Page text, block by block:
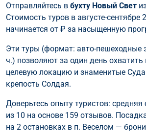
Отправляйтесь в бухту Новый Свет
Стоимость туров в августе-сентябре
начинается от ₽ за насыщенную
Эти туры (формат: авто-пешеходные
ч.) позволяют за один день
целевую локацию и знаменитые
крепость Солдая.
Доверьтесь опыту туристов: средняя
из 10 на основе 159 отзывов.
на 2 остановках в п. Веселом —